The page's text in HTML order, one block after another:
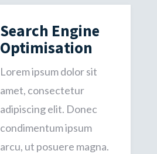
Search Engine
Optimisation
Lorem ipsum dolor sit
amet, consectetur
adipiscing elit. Donec
condimentum ipsum
arcu, ut posuere magna.